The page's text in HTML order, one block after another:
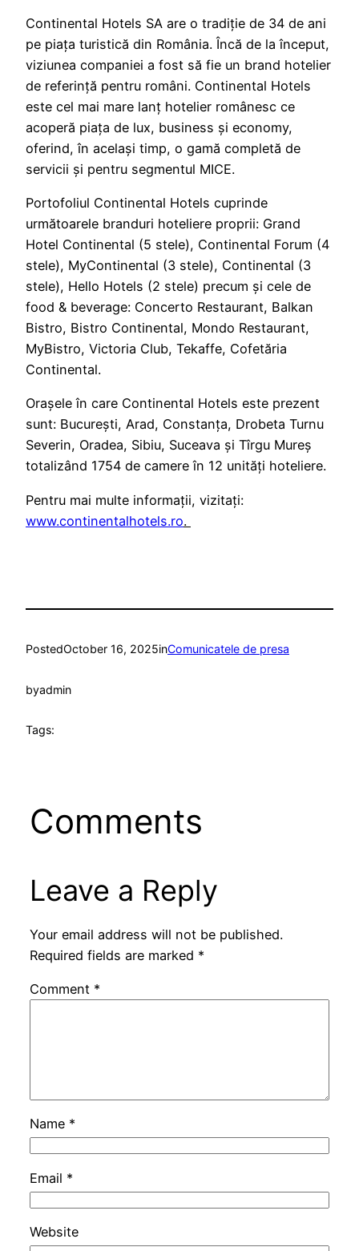
Continental Hotels SA are o tradiție de 34 de ani
pe piața turistică din România. Încă de la început,
viziunea companiei a fost să fie un brand hotelier
de referință pentru români. Continental Hotels
este cel mai mare lanț hotelier românesc ce
acoperă piața de lux, business și economy,
oferind, în același timp, o gamă completă de
servicii și pentru segmentul MICE.
Portofoliul Continental Hotels cuprinde
următoarele branduri hoteliere proprii: Grand
Hotel Continental (5 stele), Continental Forum (4
stele), MyContinental (3 stele), Continental (3
stele), Hello Hotels (2 stele) precum și cele de
food & beverage: Concerto Restaurant, Balkan
Bistro, Bistro Continental, Mondo Restaurant,
MyBistro, Victoria Club, Tekaffe, Cofetăria
Continental.
Orașele în care Continental Hotels este prezent
sunt: București, Arad, Constanța, Drobeta Turnu
Severin, Oradea, Sibiu, Suceava și Tîrgu Mureș
totalizând 1754 de camere în 12 unități hoteliere.
Pentru mai multe informații, vizitați:
www.continentalhotels.ro.
PostedOctober 16, 2025inComunicatele de presa
byadmin
Tags:
Comments
Leave a Reply
Your email address will not be published.
Required fields are marked *
Comment *
Name *
Email *
Website